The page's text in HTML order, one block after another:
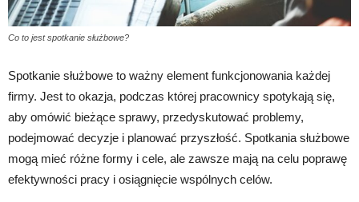
Co to jest spotkanie służbowe?
Spotkanie służbowe to ważny element funkcjonowania każdej
firmy. Jest to okazja, podczas której pracownicy spotykają się,
aby omówić bieżące sprawy, przedyskutować problemy,
podejmować decyzje i planować przyszłość. Spotkania służbowe
mogą mieć różne formy i cele, ale zawsze mają na celu poprawę
efektywności pracy i osiągnięcie wspólnych celów.